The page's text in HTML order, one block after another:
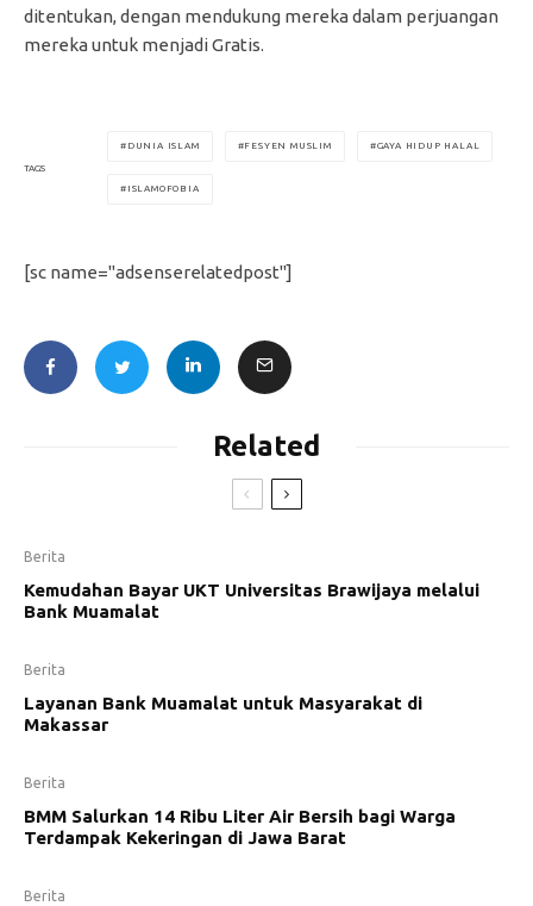
ditentukan, dengan mendukung mereka dalam perjuangan
mereka untuk menjadi Gratis.
TAGS
DUNIA ISLAM FESYEN MUSLIM GAYA HIDUP HALAL
ISLAMOFOBIA
[sc name="adsenserelatedpost"]
Related
Berita
Kemudahan Bayar UKT Universitas Brawijaya melalui
Bank Muamalat
Berita
Layanan Bank Muamalat untuk Masyarakat di
Makassar
Berita
BMM Salurkan 14 Ribu Liter Air Bersih bagi Warga
Terdampak Kekeringan di Jawa Barat
Berita